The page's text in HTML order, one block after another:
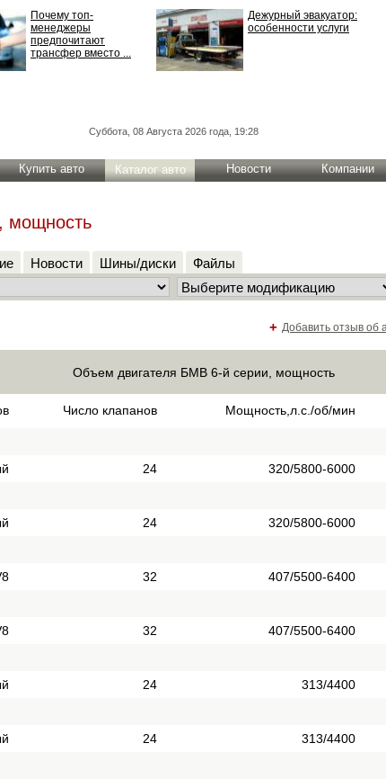
Почему топ-
менеджеры
предпочитают
трансфер вместо ...
Дежурный эвакуатор:
особенности услуги
Суббота, 08 Августа 2026 года, 19:28
Купить авто Каталог авто Новости Компании
мощность
Новости Шины/диски Файлы
+ Добавить отзыв об
Объем двигателя БМВ 6-й серии, мощность
Число клапанов Мощность,л.с./об/мин
24 320/5800-6000
24 320/5800-6000
32 407/5500-6400
32 407/5500-6400
24 313/4400
24 313/4400